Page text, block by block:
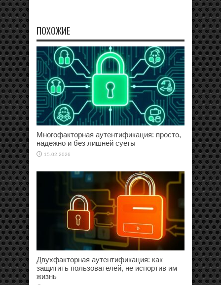
ПОХОЖИЕ
Многофакторная аутентификация: просто,
надежно и без лишней суеты
15.02.2026
Двухфакторная аутентификация: как
защитить пользователей, не испортив им
жизнь